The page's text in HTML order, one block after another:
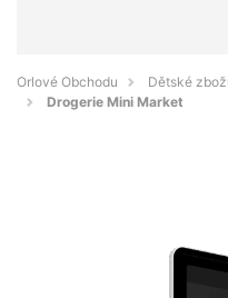
Orlové Obchodu
Dětské
Drogerie Mini Market